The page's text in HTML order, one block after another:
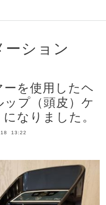
ーション
ーを使用したヘ
プ（頭皮）ケ
なりました。
18 13:22